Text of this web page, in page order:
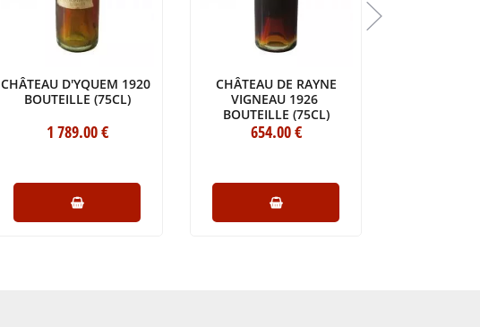
CHÂTEAU D'YQUEM 1920
BOUTEILLE (75CL)
1 789.00€
CHÂTEAU DE RAYNE
VIGNEAU 1926
BOUTEILLE (75CL)
654.00€